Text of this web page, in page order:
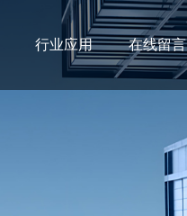
行业应用 在线留言